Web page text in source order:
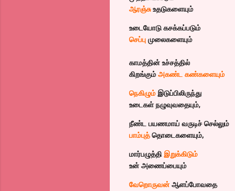
ஆரஞ்சுஉதடுகளையும்
உடையோடு கசக்கப்படும்
செப்பு முலைகளையும்
காமத்தின் உச்சத்தில்
கிறங்கும் அகண்ட கண்களையும்
நெகிழும் இடுப்பிலிருந்து
உடைகள் நழுவுவதையும்,
நீண்ட பயணமாய் வருடிச் செல்லும்
பாம்புத்தொடைகளையும்,
மார்பழுத்தி இறுக்கிடும்
உன் அணைப்பையும்
வேறொருவன் ஆளப்போவதை